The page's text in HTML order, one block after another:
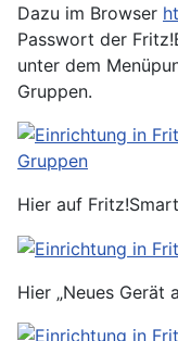
Dazu im Browser
Passwort der
unter dem
Gruppen.
Hier auf
Hier „Neues Gerät